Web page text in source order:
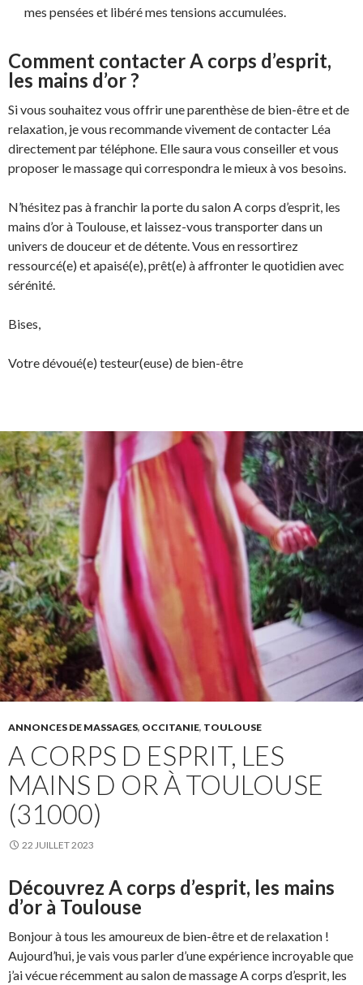
mes pensées et libéré mes tensions accumulées.
Comment contacter A corps d’esprit,
les mains d’or ?
Si vous souhaitez vous offrir une parenthèse de bien-être et de
relaxation, je vous recommande vivement de contacter Léa
directement par téléphone. Elle saura vous conseiller et vous
proposer le massage qui correspondra le mieux à vos besoins.
N’hésitez pas à franchir la porte du salon A corps d’esprit, les
mains d’or à Toulouse, et laissez-vous transporter dans un
univers de douceur et de détente. Vous en ressortirez
ressourcé(e) et apaisé(e), prêt(e) à affronter le quotidien avec
sérénité.
Bises,
Votre dévoué(e) testeur(euse) de bien-être
ANNONCES DE MASSAGES, OCCITANIE, TOULOUSE
A CORPS D ESPRIT, LES
MAINS D OR À TOULOUSE
(31000)
22 JUILLET 2023
Découvrez A corps d’esprit, les mains
d’or à Toulouse
Bonjour à tous les amoureux de bien-être et de relaxation !
Aujourd’hui, je vais vous parler d’une expérience incroyable que
j’ai vécue récemment au salon de massage A corps d’esprit, les